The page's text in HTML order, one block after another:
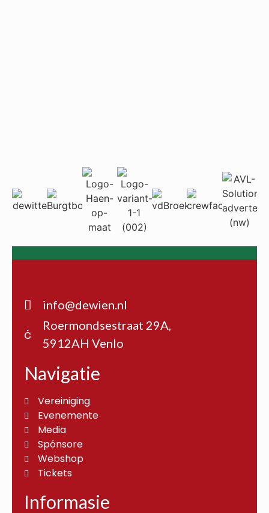
info@dewien.nl
Roermondsestraat 29A,
5912AH Venlo
Navigatie
Vereiniging
Evenemente
Media
Spónsore
Webshop
Tickets
Informasie